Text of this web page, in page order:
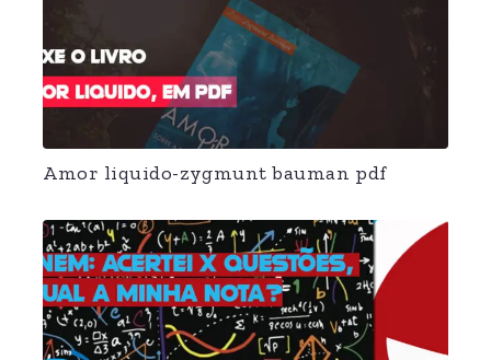
Amor liquido-zygmunt bauman pdf